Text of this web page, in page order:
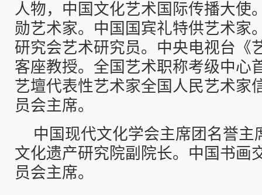
人物，中国文化艺术国际传播大使
勋艺术家。中国国宾礼特供艺术家
研究会艺术研究员。中央电视台《
客座教授。全国艺术职称考级中心
艺壇代表性艺术家全国人民艺术家
员会主席。
中国现代文化学会主席团名誉主
文化遗产研究院副院长。中国书画
员会主席。